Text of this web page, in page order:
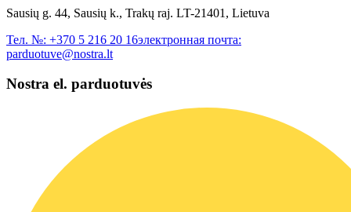
Sausių g. 44, Sausių k., Trakų raj. LT-21401, Lietuva
Тел. №: +370 5 216 20 16электронная почта:
parduotuve@nostra.lt
Nostra el. parduotuvės